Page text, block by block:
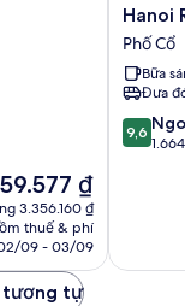
₫
₫
3.356.160 ₫
thuế & phí
09 - 03/09
Hanoi
Royal
Hotel
Phố
Cổ
Hanoi
Phố Cổ
Bữa
Đưa
9.6
trên
xét
9,6
tương tự